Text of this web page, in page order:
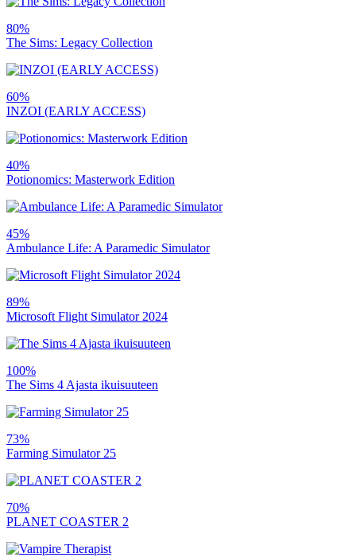
80%
The Sims: Legacy Collection
60%
INZOI (EARLY ACCESS)
40%
Potionomics: Masterwork Edition
45%
Ambulance Life: A Paramedic Simulator
89%
Microsoft Flight Simulator 2024
100%
The Sims 4 Ajasta ikuisuuteen
73%
Farming Simulator 25
70%
PLANET COASTER 2